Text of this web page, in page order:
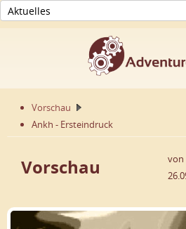
Vorschau
Ankh - Ersteindruck
Vorschau von